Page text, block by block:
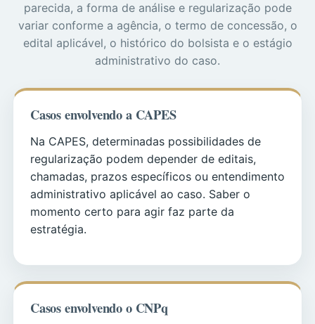
parecida, a forma de análise e regularização pode
variar conforme a agência, o termo de concessão, o
edital aplicável, o histórico do bolsista e o estágio
administrativo do caso.
Casos envolvendo a CAPES
Na CAPES, determinadas possibilidades de
regularização podem depender de editais,
chamadas, prazos específicos ou entendimento
administrativo aplicável ao caso. Saber o
momento certo para agir faz parte da
estratégia.
Casos envolvendo o CNPq